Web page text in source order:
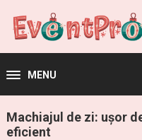
MENU
Machiajul de zi: ușor
eficient